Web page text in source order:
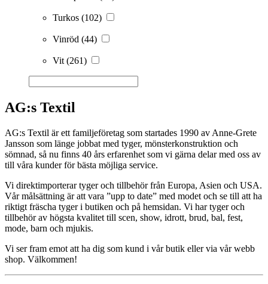
Turkos (102)
Vinröd (44)
Vit (261)
AG:s Textil
AG:s Textil är ett familjeföretag som startades 1990 av Anne-Grete
Jansson som länge jobbat med tyger, mönsterkonstruktion och
sömnad, så nu finns 40 års erfarenhet som vi gärna delar med oss av
till våra kunder för bästa möjliga service.
Vi direktimporterar tyger och tillbehör från Europa, Asien och USA.
Vår målsättning är att vara ”upp to date” med modet och se till att ha
riktigt fräscha tyger i butiken och på hemsidan. Vi har tyger och
tillbehör av högsta kvalitet till scen, show, idrott, brud, bal, fest,
mode, barn och mjukis.
Vi ser fram emot att ha dig som kund i vår butik eller via vår webb
shop. Välkommen!